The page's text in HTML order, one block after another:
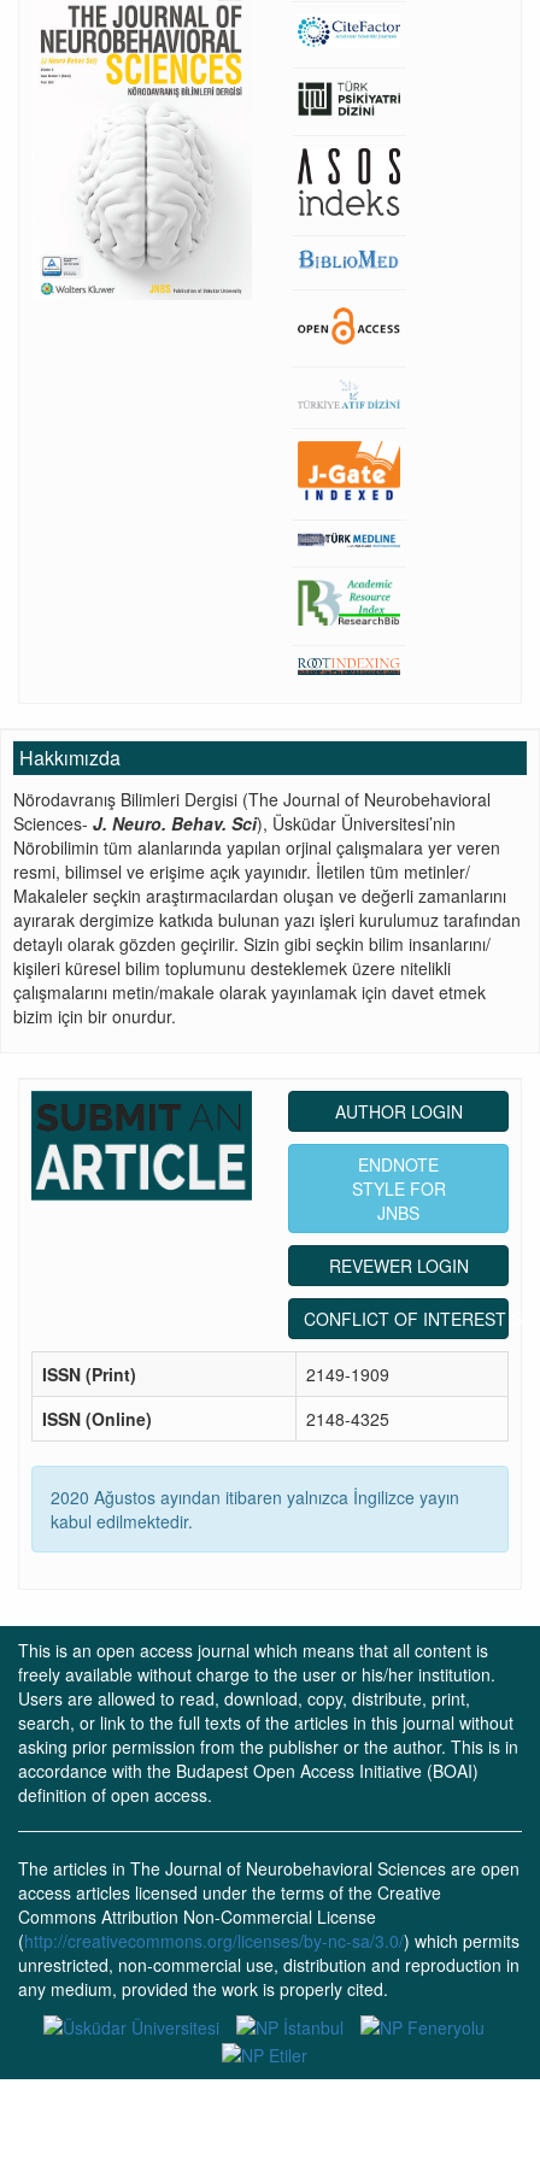
Hakkımızda
Nörodavranış Bilimleri Dergisi (The Journal of Neurobehavioral
Sciences- J. Neuro. Behav. Sci), Üsküdar Üniversitesi’nin
Nörobilimin tüm alanlarında yapılan orjinal çalışmalara yer veren
resmi, bilimsel ve erişime açık yayınıdır. İletilen tüm metinler/
Makaleler seçkin araştırmacılardan oluşan ve değerli zamanlarını
ayırarak dergimize katkıda bulunan yazı işleri kurulumuz tarafından
detaylı olarak gözden geçirilir. Sizin gibi seçkin bilim insanlarını/
kişileri küresel bilim toplumunu desteklemek üzere nitelikli
çalışmalarını metin/makale olarak yayınlamak için davet etmek
bizim için bir onurdur.
AUTHOR LOGIN
ENDNOTE
STYLE FOR
JNBS
REVEWER LOGIN
CONFLICT OF INTEREST
ISSN (Print)
2149-1909
ISSN (Online)
2148-4325
2020 Ağustos ayından itibaren yalnızca İngilizce yayın
kabul edilmektedir.
This is an open access journal which means that all content is
freely available without charge to the user or his/her institution.
Users are allowed to read, download, copy, distribute, print,
search, or link to the full texts of the articles in this journal without
asking prior permission from the publisher or the author. This is in
accordance with the Budapest Open Access Initiative (BOAI)
definition of open access.
The articles in The Journal of Neurobehavioral Sciences are open
access articles licensed under the terms of the Creative
Commons Attribution Non-Commercial License
(http://creativecommons.org/licenses/by-nc-sa/3.0/) which permits
unrestricted, non-commercial use, distribution and reproduction in
any medium, provided the work is properly cited.